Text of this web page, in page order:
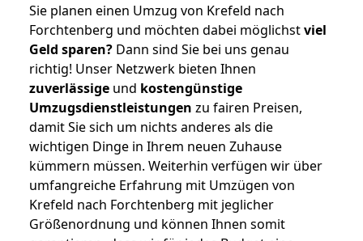
Sie planen einen Umzug von Krefeld nach
Forchtenberg und möchten dabei möglichstviel
Geld sparen? Dann sind Sie bei uns genau
richtig! Unser Netzwerk bieten Ihnen
zuverlässige und kostengünstige
Umzugsdienstleistungen zu fairen Preisen,
damit Sie sich um nichts anderes als die
wichtigen Dinge in Ihrem neuen Zuhause
kümmern müssen. Weiterhin verfügen wir über
umfangreiche Erfahrung mit Umzügen von
Krefeld nach Forchtenberg mit jeglicher
Größenordnung und können Ihnen somit